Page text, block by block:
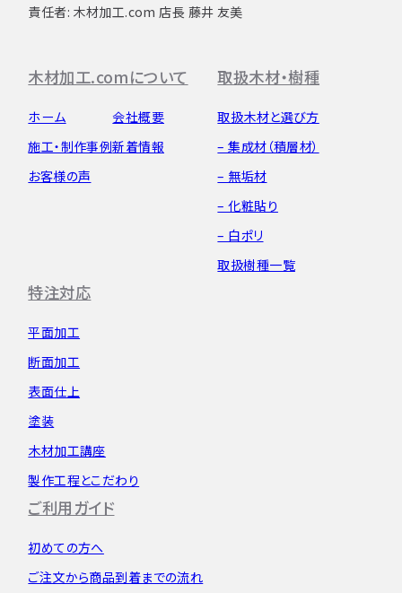
責任者: 木材加工.com 店長 藤井 友美
木材加工.comについて
ホーム
施工・制作事例
お客様の声
会社概要
新着情報
取扱木材・樹種
取扱木材と選び方
– 集成材（積層材）
– 無垢材
– 化粧貼り
– 白ポリ
取扱樹種一覧
特注対応
平面加工
断面加工
表面仕上
塗装
木材加工講座
製作工程とこだわり
ご利用ガイド
初めての方へ
ご注文から商品到着までの流れ